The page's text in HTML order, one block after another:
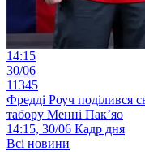
14:15
30/06
11345
Фредді Роуч поділився
табору Менні Пак’яо
14:15, 30/06 Кадр дня
Всі новини